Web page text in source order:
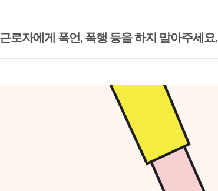
로자에게 폭언, 폭행 등을 하지 말아주세요.